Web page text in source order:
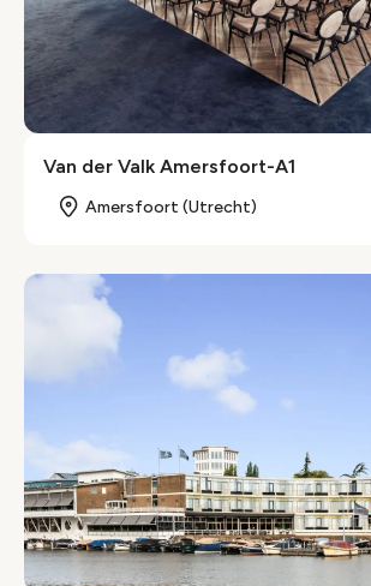
Van der Valk Amersfoort-A1
Amersfoort (Utrecht)